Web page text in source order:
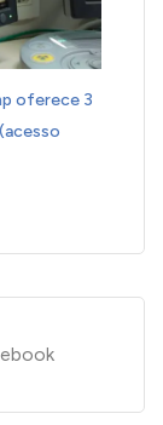
oferece 3